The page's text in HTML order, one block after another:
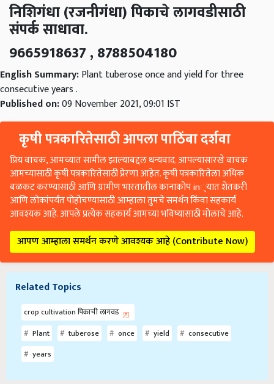
निशिगंधा (रजनीगंधा) पिकाचे लागवडीसाठी
संपर्क साधावा.
9665918637 , 8788504180
English Summary:Plant tuberose once and yield for three
consecutive years .
Published on:09 November 2021, 09:01 IST
कृषी पत्रकारितेसाठी आपला पाठिंबा दर्शवा
प्रिय वाचक, आमच्यात सामील झाल्याबद्दल धन्यवाद. आपल्यासारखे वाचक
आमच्यासाठी कृषी पत्रकारितेसाठी प्रेरणा आहेत. कृषी पत्रकारितेला अधिक
बळकट करण्यासाठी आणि ग्रामीण भारतातील कानाकोप in्यात शेतकरी
आणि लोकांपर्यंत पोहोचण्यासाठी आम्हाला तुमचे समर्थन किंवा सहकार्य
आवश्यक आहे. आपले प्रत्येक सहकार्य आमच्या भविष्यासाठी मोलाचे आहे.
आपण आम्हाला समर्थन करणे आवश्यक आहे (Contribute Now)
Related Topics
crop cultivation पिकाची लागवड
Plant
tuberose once yield
consecutive
years